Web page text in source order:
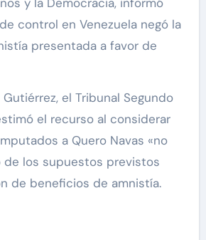
control en Venezuela negó la
presentada a favor de
el Tribunal Segundo
el recurso al considerar
a Quero Navas «no
de los supuestos previstos
de beneficios de amnistía.